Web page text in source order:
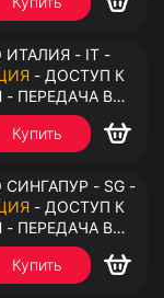
ИТАЛИЯ - IT -
- ДОСТУП К
- ПЕРЕДАЧА В
Купить
СИНГАПУР - SG -
- ДОСТУП К
- ПЕРЕДАЧА В
Купить